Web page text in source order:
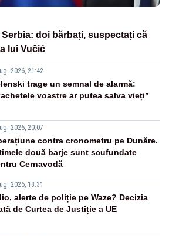
doi bărbați, suspectați că
lui Vučić
2026, 21:42
trage un semnal de alarmă:
voastre ar putea salva vieți”
2026, 20:07
contra cronometru pe Dunăre.
două barje sunt scufundate
Cernavodă
2026, 18:31
alerte de poliție pe Waze? Decizia
de Curtea de Justiție a UE